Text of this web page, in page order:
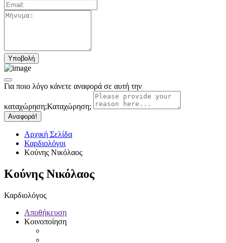
Για ποιο λόγο κάνετε αναφορά σε αυτή την
καταχώρηση;Καταχώρηση;
Αναφορά!
Αρχική Σελίδα
Καρδιολόγοι
Κούνης Νικόλαος
Κούνης Νικόλαος
Καρδιολόγος
Αποθήκευση
Κοινοποίηση